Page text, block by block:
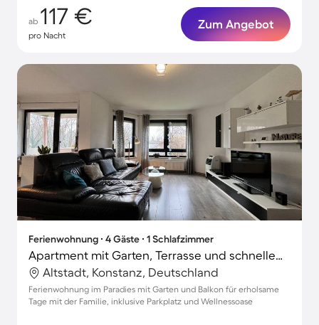
ab 117 €
pro Nacht
Zum Angebot
Ferienwohnung ∙ 4 Gäste ∙ 1 Schlafzimmer
Apartment mit Garten, Terrasse und schnellem Internet | Ideal für Homeoffice
Altstadt, Konstanz, Deutschland
Ferienwohnung im Paradies mit Garten und Balkon für erholsame
Tage mit der Familie, inklusive Parkplatz und Wellnessoase